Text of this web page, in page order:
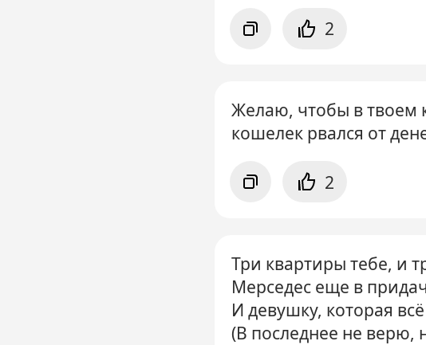
2
Желаю, чтобы в твоем
кошелек рвался от
2
Три квартиры тебе, и
Мерседес еще в
И девушку, которая
(В последнее не верю,